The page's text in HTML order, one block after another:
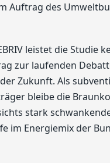
Auftrag des
leistet die Studie
zur laufenden
Zukunft. Als
bleibe die
stark
im Energiemix der